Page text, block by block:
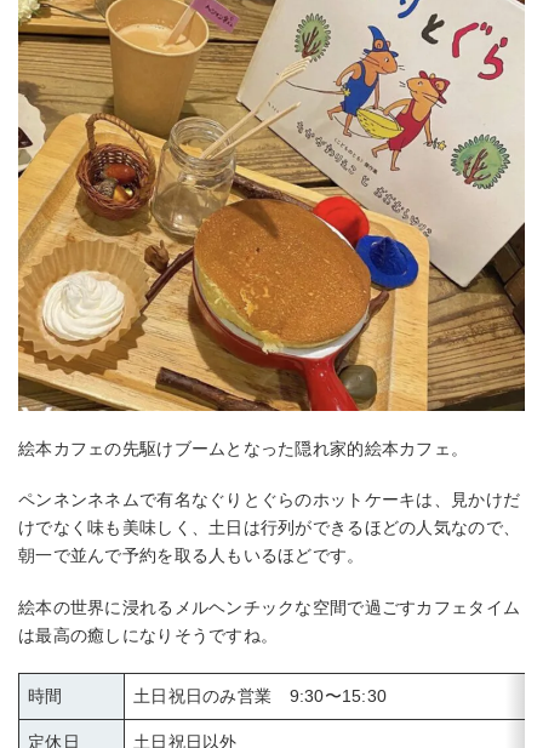
絵本カフェの先駆けブームとなった隠れ家的絵本カフェ。
ペンネンネネムで有名なぐりとぐらのホットケーキは、見かけだ
けでなく味も美味しく、土日は行列ができるほどの人気なので、
朝一で並んで予約を取る人もいるほどです。
絵本の世界に浸れるメルヘンチックな空間で過ごすカフェタイム
は最高の癒しになりそうですね。
時間 土日祝日のみ営業 9:30〜15:30
定休日 土日祝日以外